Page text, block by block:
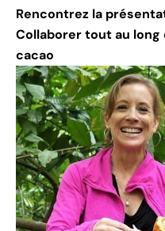
Rencontrez la
Collaborer tout au long
cacao